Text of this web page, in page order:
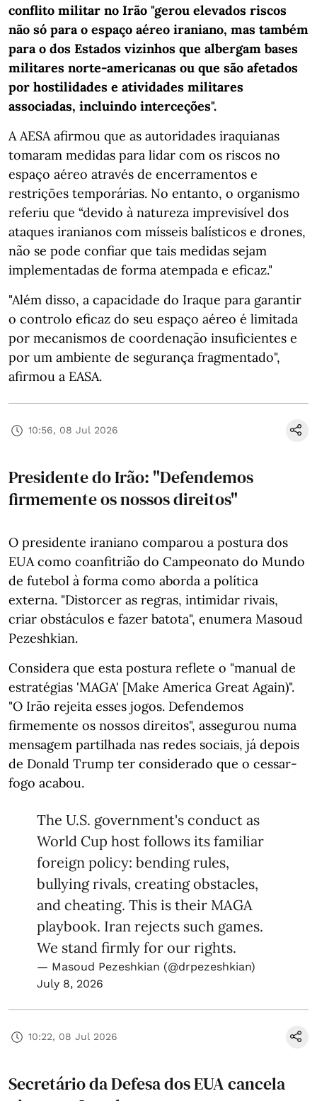
conflito militar no Irão "gerou elevados riscos
não só para o espaço aéreo iraniano, mas também
para o dos Estados vizinhos que albergam bases
militares norte-americanas ou que são afetados
por hostilidades e atividades militares
associadas, incluindo interceções".
A AESA afirmou que as autoridades iraquianas
tomaram medidas para lidar com os riscos no
espaço aéreo através de encerramentos e
restrições temporárias. No entanto, o organismo
referiu que “devido à natureza imprevisível dos
ataques iranianos com mísseis balísticos e drones,
não se pode confiar que tais medidas sejam
implementadas de forma atempada e eficaz."
"Além disso, a capacidade do Iraque para garantir
o controlo eficaz do seu espaço aéreo é limitada
por mecanismos de coordenação insuficientes e
por um ambiente de segurança fragmentado",
afirmou a EASA.
10:56, 08 Jul 2026
Presidente do Irão: "Defendemos
firmemente os nossos direitos"
O presidente iraniano comparou a postura dos
EUA como coanfitrião do Campeonato do Mundo
de futebol à forma como aborda a política
externa. "Distorcer as regras, intimidar rivais,
criar obstáculos e fazer batota", enumera Masoud
Pezeshkian.
Considera que esta postura reflete o "manual de
estratégias 'MAGA' [Make America Great Again)".
"O Irão rejeita esses jogos. Defendemos
firmemente os nossos direitos", assegurou numa
mensagem partilhada nas redes sociais, já depois
de Donald Trump ter considerado que o cessar-
fogo acabou.
The U.S. government's conduct as
World Cup host follows its familiar
foreign policy: bending rules,
bullying rivals, creating obstacles,
and cheating. This is their MAGA
playbook. Iran rejects such games.
We stand firmly for our rights.
— Masoud Pezeshkian (@drpezeshkian)
July 8, 2026
10:22, 08 Jul 2026
Secretário da Defesa dos EUA cancela